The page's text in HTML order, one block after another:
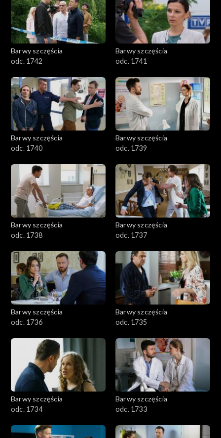
Barwy szczęścia
odc. 1742
Barwy szczęścia
odc. 1741
Barwy szczęścia
odc. 1740
Barwy szczęścia
odc. 1739
Barwy szczęścia
odc. 1738
Barwy szczęścia
odc. 1737
Barwy szczęścia
odc. 1736
Barwy szczęścia
odc. 1735
Barwy szczęścia
odc. 1734
Barwy szczęścia
odc. 1733